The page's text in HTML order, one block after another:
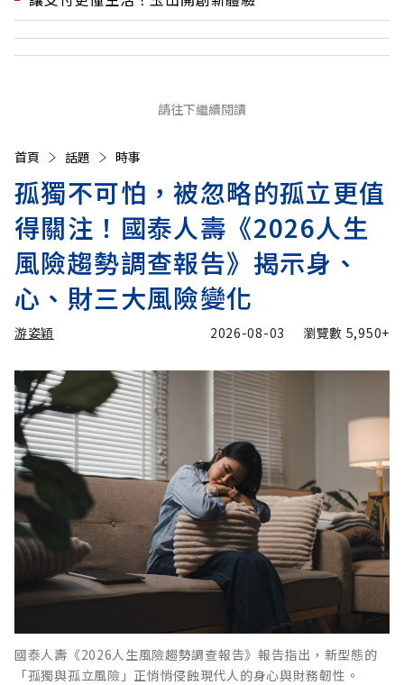
請往下繼續閱讀
首頁 話題 時事
孤獨不可怕，被忽略的孤立更值
得關注！國泰人壽《2026人生
風險趨勢調查報告》揭示身、
心、財三大風險變化
游姿穎 2026-08-03 瀏覽數 5,950+
國泰人壽《2026人生風險趨勢調查報告》報告指出，新型態的
「孤獨與孤立風險」正悄悄侵蝕現代人的身心與財務韌性。